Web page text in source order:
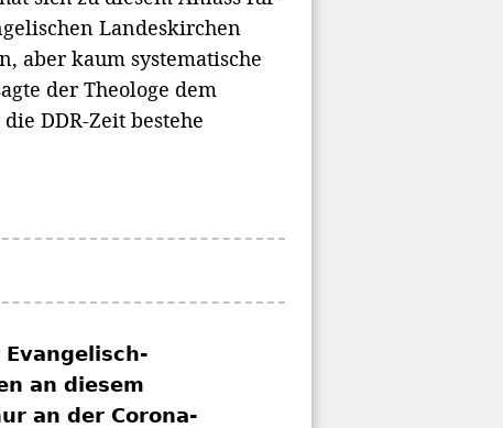
Landeskirchen
aber kaum systematische
der Theologe dem
DDR-Zeit bestehe
an diesem
an der Corona-